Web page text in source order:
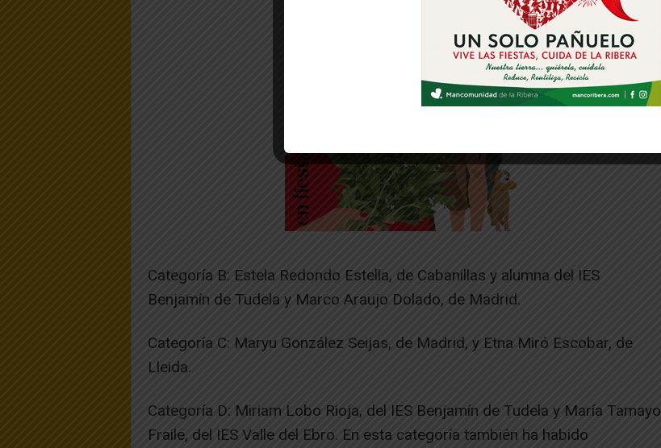
Categoría B: Estela Redondo Estella, de Cabanillas y alumna del IES
Benjamín de Tudela y Marco Araujo Dolado, de Madrid.
Categoría C: Maryu González Seijas, de Madrid, y Etna Miró Escobar, de
Lleida.
Categoría D: Miriam Lobo Rioja, del IES Benjamín de Tudela y María Tamayo
Fraile, del IES Valle del Ebro. En esta categoría también ha habido